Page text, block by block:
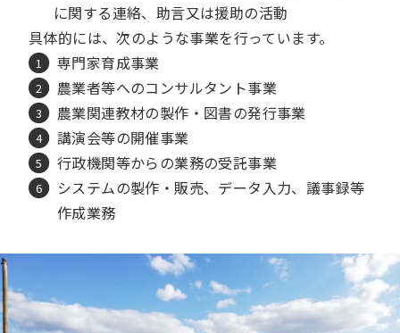
に関する連絡、助言又は援助の活動
具体的には、次のような事業を行っています。
専門家育成事業
農業者等へのコンサルタント事業
農業関連教材の製作・図書の発行事業
講演会等の開催事業
行政機関等からの業務の受託事業
システムの製作・販売、データ入力、議事録等
作成業務